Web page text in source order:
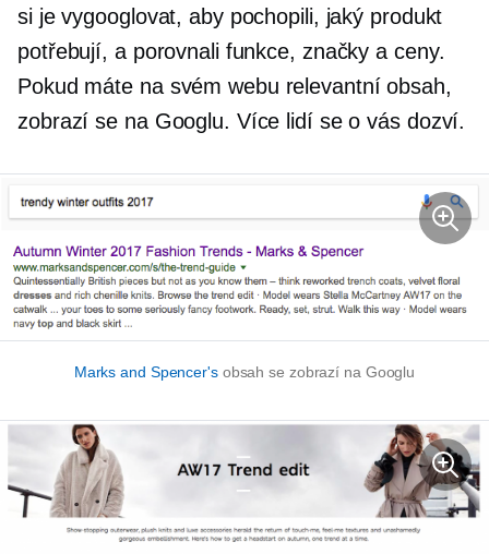
si je vygooglovat, aby pochopili, jaký produkt
potřebují, a porovnali funkce, značky a ceny.
Pokud máte na svém webu relevantní obsah,
zobrazí se na Googlu. Více lidí se o vás dozví.
Marks and Spencer'sobsah se zobrazí na Googlu